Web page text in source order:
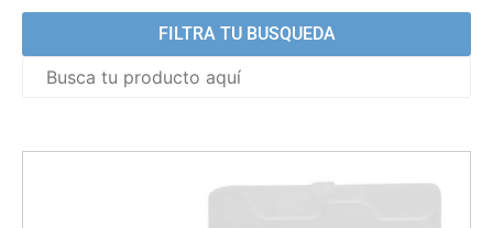
FILTRA TU BUSQUEDA